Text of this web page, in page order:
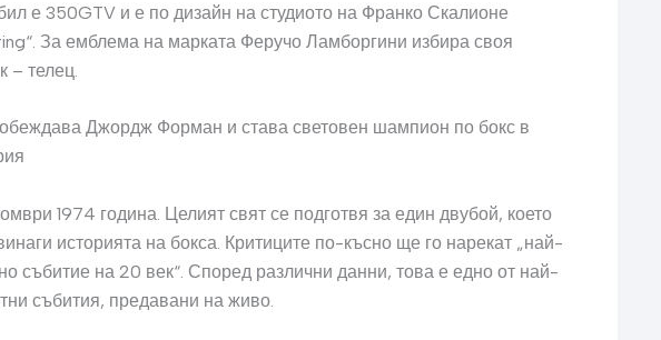
е 350GTV и е по дизайн на студиото на Франко Скалионе
За емблема на марката Феручо Ламборгини избира своя
– телец.
Джордж Форман и става световен шампион по бокс в
1974 година. Целият свят се подготвя за един двубой, което
историята на бокса. Критиците по-късно ще го нарекат „най-
събитие на 20 век“. Според различни данни, това е едно от най-
събития, предавани на живо.